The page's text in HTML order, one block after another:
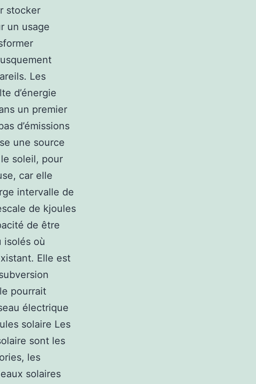
stocker
un usage
Les
d’énergie
un premier
d’émissions
une source
soleil, pour
car elle
intervalle de
de kjoules
de être
isolés où
Elle est
pourrait
électrique
solaire Les
sont les
les
solaires